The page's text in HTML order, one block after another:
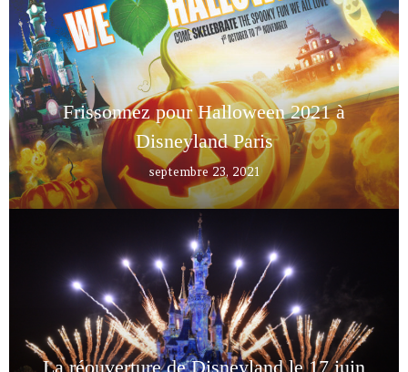
Frissonnez pour Halloween 2021 à
Disneyland Paris
septembre 23, 2021
La réouverture de Disneyland le 17 juin